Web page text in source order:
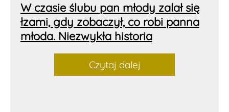
W czasie ślubu pan młody zalał się
łzami, gdy zobaczył, co robi panna
młoda. Niezwykła historia
Czytaj dalej